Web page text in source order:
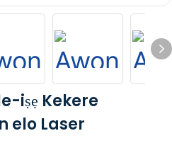
iṣẹ Kekere
elo Laser